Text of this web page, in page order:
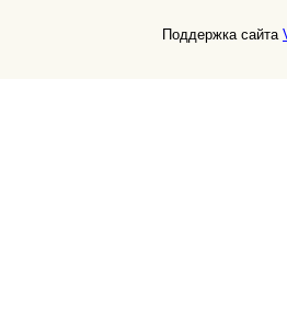
Поддержка сайта